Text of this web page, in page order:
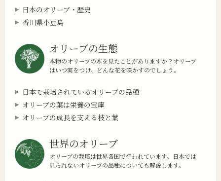
日本のオリーブ・歴史
香川県小豆島
オリーブの生態
本物のオリーブの木を見たことがありますか？オリーブ
はいつ実をつけ、どんな花を咲かすのでしょう。
日本で栽培されているオリーブの品種
オリーブの葉は栄養の宝庫
オリーブの成長を支える枝と葉
世界のオリーブ
オリーブの栽培は世界各国で行われています。日本では
見られないオリーブの品種についても解説します。